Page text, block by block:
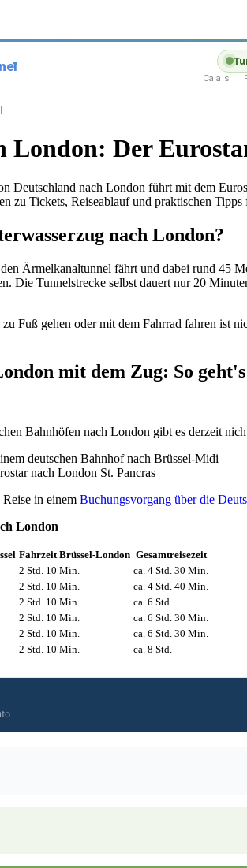
Calais →
London: Der
Deutschland nach London führt mit dem
zu Tickets, Reiseablauf und praktischen
nach London?
Ärmelkanaltunnel fährt und dabei rund 45
Die Tunnelstrecke selbst dauert nur 20
Fuß gehen oder mit dem Fahrrad fahren ist
mit dem Zug: So geht's
Bahnhöfen nach London gibt es derzeit
deutschen Bahnhof nach Brüssel-Midi
nach London St. Pancras
in einem Buchungsvorgang über die
London
Fahrzeit Brüssel-London Gesamtreisezeit
2 Std. 10 Min.
ca. 4 Std. 30 Min.
2 Std. 10 Min.
ca. 4 Std. 40 Min.
2 Std. 10 Min.
ca. 6 Std.
2 Std. 10 Min.
ca. 6 Std. 30 Min.
2 Std. 10 Min.
ca. 6 Std. 30 Min.
2 Std. 10 Min. ca. 8 Std.